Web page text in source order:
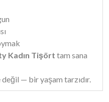
Kadın Tişört tam sana
— bir yaşam tarzıdır.